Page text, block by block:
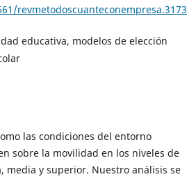
revmetodoscuanteconempresa.3173
educativa, modelos de elección
las condiciones del entorno
sobre la movilidad en los niveles de
media y superior. Nuestro análisis se